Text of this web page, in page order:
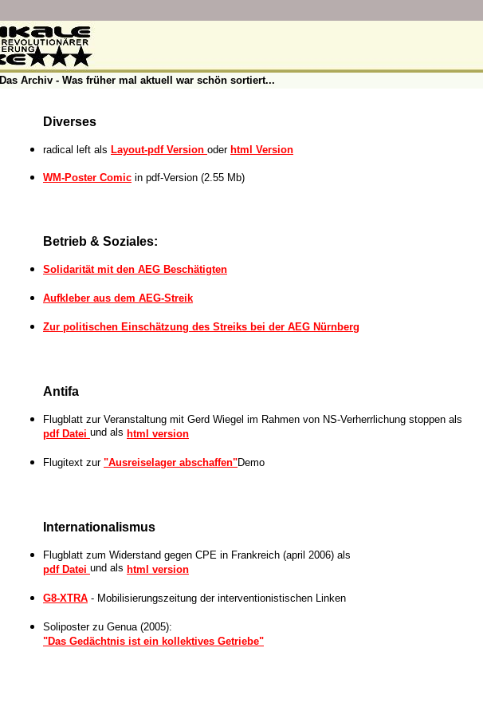
Das Archiv - Was früher mal aktuell war schön sortiert...
Diverses
radical left als Layout-pdf Version oder html Version
WM-Poster Comic in pdf-Version (2.55 Mb)
Betrieb & Soziales:
Solidarität mit den AEG Beschätigten
Aufkleber aus dem AEG-Streik
Zur politischen Einschätzung des Streiks bei der AEG Nürnberg
Antifa
Flugblatt zur Veranstaltung mit Gerd Wiegel im Rahmen von NS-Verherrlichung stoppen als
pdf Datei und als html version
Flugitext zur "Ausreiselager abschaffen"Demo
Internationalismus
Flugblatt zum Widerstand gegen CPE in Frankreich (april 2006) als
pdf Datei und als html version
G8-XTRA - Mobilisierungszeitung der interventionistischen Linken
Soliposter zu Genua (2005):
"Das Gedächtnis ist ein kollektives Getriebe"